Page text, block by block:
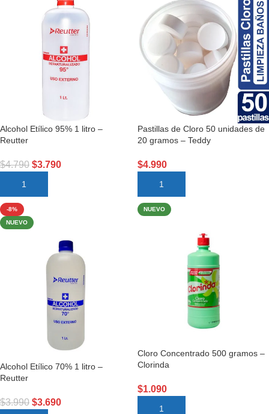
Alcohol Etílico 95% 1 litro –
Reutter
$4.790 $3.790
AÑADIR AL CARRITO
Pastillas de Cloro 50 unidades de
20 gramos – Teddy
$4.990
AÑADIR AL CARRITO
-8%
NUEVO
Alcohol Etílico 70% 1 litro –
Reutter
$3.990 $3.690
NUEVO
Cloro Concentrado 500 gramos –
Clorinda
$1.090
AÑADIR AL CARRITO